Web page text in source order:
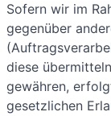
Sofern wir im
gegenüber
diese
gewähren,
gesetzlichen